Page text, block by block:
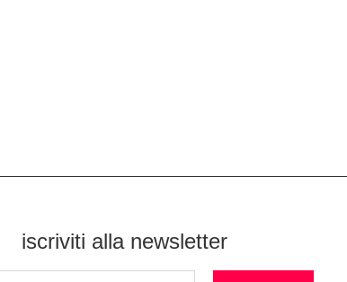
iscriviti alla newsletter